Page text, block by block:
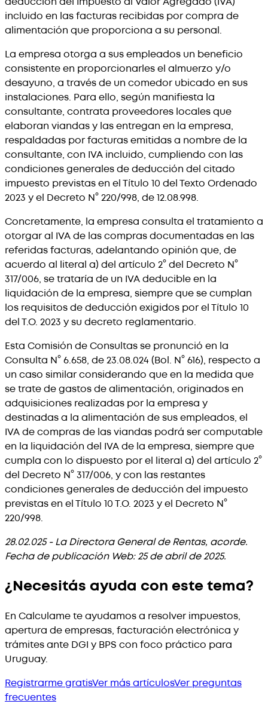
incluido en las facturas recibidas por compra de
alimentación que proporciona a su personal.
La empresa otorga a sus empleados un beneficio
consistente en proporcionarles el almuerzo y/o
desayuno, a través de un comedor ubicado en sus
instalaciones. Para ello, según manifiesta la
consultante, contrata proveedores locales que
elaboran viandas y las entregan en la empresa,
respaldadas por facturas emitidas a nombre de la
consultante, con IVA incluido, cumpliendo con las
condiciones generales de deducción del citado
impuesto previstas en el Título 10 del Texto Ordenado
2023 y el Decreto N° 220/998, de 12.08.998.
Concretamente, la empresa consulta el tratamiento a
otorgar al IVA de las compras documentadas en las
referidas facturas, adelantando opinión que, de
acuerdo al literal a) del artículo 2° del Decreto N°
317/006, se trataría de un IVA deducible en la
liquidación de la empresa, siempre que se cumplan
los requisitos de deducción exigidos por el Título 10
del T.O. 2023 y su decreto reglamentario.
Esta Comisión de Consultas se pronunció en la
Consulta N° 6.658, de 23.08.024 (Bol. N° 616), respecto a
un caso similar considerando que en la medida que
se trate de gastos de alimentación, originados en
adquisiciones realizadas por la empresa y
destinadas a la alimentación de sus empleados, el
IVA de compras de las viandas podrá ser computable
en la liquidación del IVA de la empresa, siempre que
cumpla con lo dispuesto por el literal a) del artículo 2°
del Decreto N° 317/006, y con las restantes
condiciones generales de deducción del impuesto
previstas en el Título 10 T.O. 2023 y el Decreto N°
220/998.
28.02.025 - La Directora General de Rentas, acorde.
Fecha de publicación Web: 25 de abril de 2025.
¿Necesitás ayuda con este tema?
En Calculame te ayudamos a resolver impuestos,
apertura de empresas, facturación electrónica y
trámites ante DGI y BPS con foco práctico para
Uruguay.
Registrarme gratisVer más artículosVer preguntas
frecuentes